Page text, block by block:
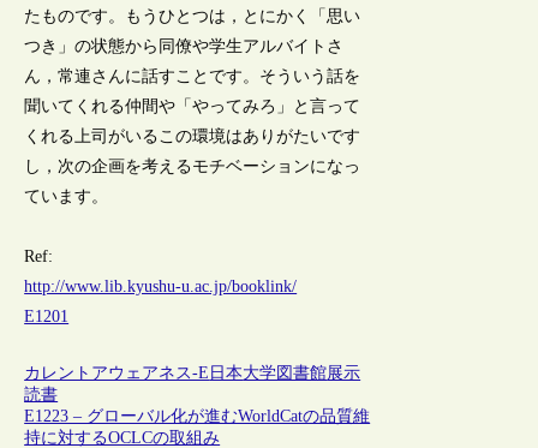
たものです。もうひとつは，とにかく「思い
つき」の状態から同僚や学生アルバイトさ
ん，常連さんに話すことです。そういう話を
聞いてくれる仲間や「やってみろ」と言って
くれる上司がいるこの環境はありがたいです
し，次の企画を考えるモチベーションになっ
ています。
Ref:
http://www.lib.kyushu-u.ac.jp/booklink/
E1201
カレントアウェアネス-E 日本大学図書館展示
読書
E1223 – グローバル化が進むWorldCatの品質維
持に対するOCLCの取組み